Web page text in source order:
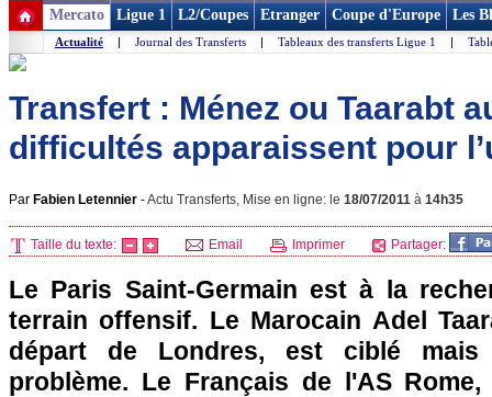
+ de clubs
Mercato Ligue 1 L2/Coupes Etranger Coupe d'Europe Les
Actualité | Journal des Transferts | Tableaux des transferts Ligue 1 |
Transfert : Ménez ou Taarabt
difficultés apparaissent pour
Par Fabien Letennier -Actu Transferts, Mise en ligne: le 18/07/2011 à 14h35
Taille du texte: Email Imprimer Partager:
Le Paris Saint-Germain est à la
terrain offensif. Le Marocain Adel
départ de Londres, est ciblé
problème. Le Français de l'AS